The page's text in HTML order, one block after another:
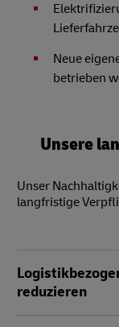
Neue
betrieben
Unsere
Unser
langfristige
reduzieren